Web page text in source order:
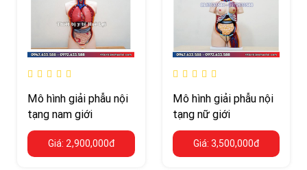
Mô hình giải phẫu nội
tạng nam giới
Giá: 2,900,000đ
Mô hình giải phẫu nội
tạng nữ giới
Giá: 3,500,000đ